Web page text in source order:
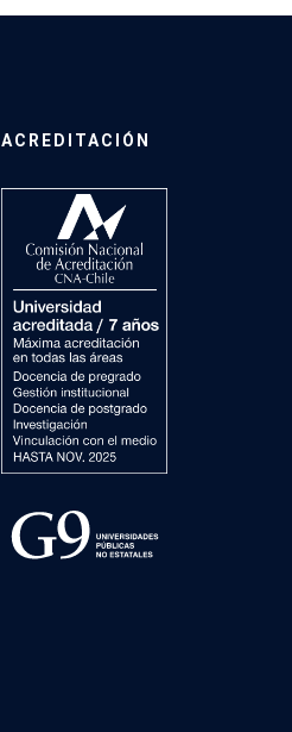
ACREDITACIÓN